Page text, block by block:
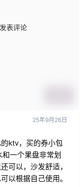
表评论
25年9月26日
ktv，买的券小包
一个果盘非常划
可以，沙发舒适，
以根据自己使用。